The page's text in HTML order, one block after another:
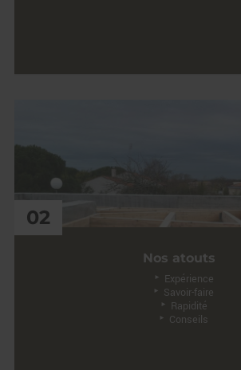
02
Nos atouts
Expérience
Savoir-faire
Rapidité
Conseils